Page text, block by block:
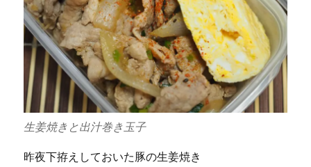
生姜焼きと出汁巻き玉子
昨夜下拵えしておいた豚の生姜焼き